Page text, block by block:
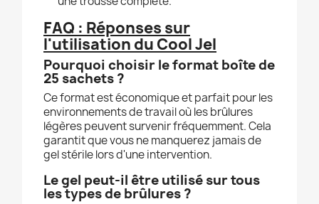
FAQ : Réponses sur
l'utilisation du Cool Jel
Pourquoi choisir le format boîte de
25 sachets ?
Ce format est économique et parfait pour les
environnements de travail où les brûlures
légères peuvent survenir fréquemment. Cela
garantit que vous ne manquerez jamais de
gel stérile lors d'une intervention.
Le gel peut-il être utilisé sur tous
les types de brûlures ?